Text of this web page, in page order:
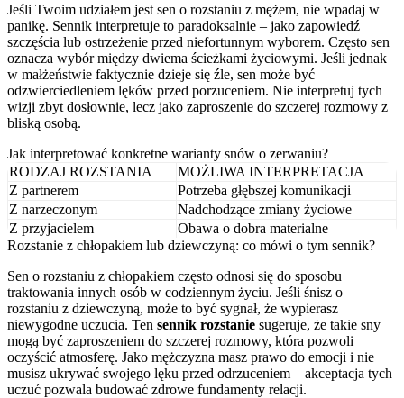
Jeśli Twoim udziałem jest sen o rozstaniu z mężem, nie wpadaj w
panikę. Sennik interpretuje to paradoksalnie – jako zapowiedź
szczęścia lub ostrzeżenie przed niefortunnym wyborem. Często sen
oznacza wybór między dwiema ścieżkami życiowymi. Jeśli jednak
w małżeństwie faktycznie dzieje się źle, sen może być
odzwierciedleniem lęków przed porzuceniem. Nie interpretuj tych
wizji zbyt dosłownie, lecz jako zaproszenie do szczerej rozmowy z
bliską osobą.
Jak interpretować konkretne warianty snów o zerwaniu?
RODZAJ ROZSTANIA
MOŻLIWA INTERPRETACJA
Z partnerem
Potrzeba głębszej komunikacji
Z narzeczonym
Nadchodzące zmiany życiowe
Z przyjacielem
Obawa o dobra materialne
Rozstanie z chłopakiem lub dziewczyną: co mówi o tym sennik?
Sen o rozstaniu z chłopakiem często odnosi się do sposobu
traktowania innych osób w codziennym życiu. Jeśli śnisz o
rozstaniu z dziewczyną, może to być sygnał, że wypierasz
niewygodne uczucia. Ten sennik rozstanie sugeruje, że takie sny
mogą być zaproszeniem do szczerej rozmowy, która pozwoli
oczyścić atmosferę. Jako mężczyzna masz prawo do emocji i nie
musisz ukrywać swojego lęku przed odrzuceniem – akceptacja tych
uczuć pozwala budować zdrowe fundamenty relacji.